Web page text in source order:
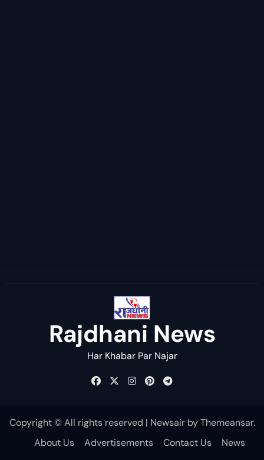
Rajdhani News
Har Khabar Par Najar
Copyright © All rights reserved | NewsairbyThemeansar.
About Us
Advertisements Contact Us News